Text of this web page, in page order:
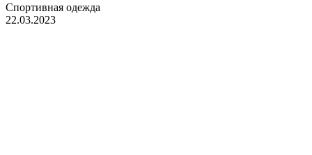
Спортивная одежда
22.03.2023